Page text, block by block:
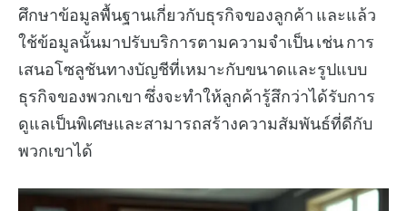
ศึกษาข้อมูลพื้นฐานเกี่ยวกับธุรกิจของลูกค้า และแล้ว
ใช้ข้อมูลนั้นมาปรับบริการตามความจำเป็น เช่น การ
เสนอโซลูชันทางบัญชีที่เหมาะกับขนาดและรูปแบบ
ธุรกิจของพวกเขา ซึ่งจะทำให้ลูกค้ารู้สึกว่าได้รับการ
ดูแลเป็นพิเศษและสามารถสร้างความสัมพันธ์ที่ดีกับ
พวกเขาได้